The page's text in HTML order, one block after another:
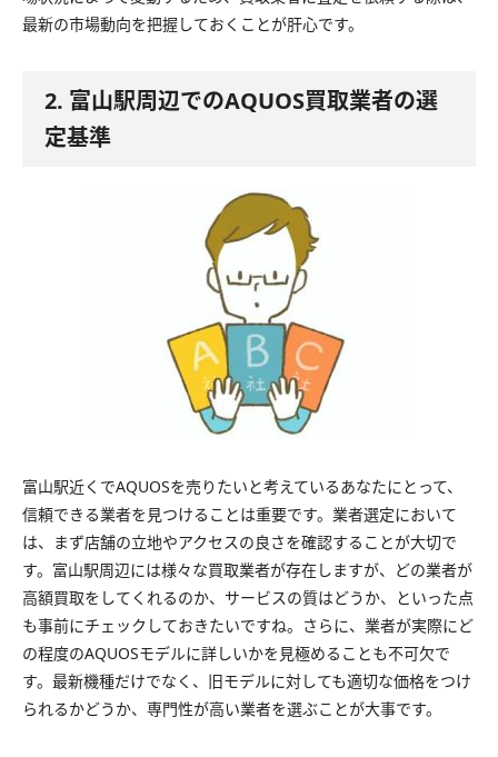
最新の市場動向を把握しておくことが肝心です。
2. 富山駅周辺でのAQUOS買取業者の選
定基準
富山駅近くでAQUOSを売りたいと考えているあなたにとって、
信頼できる業者を見つけることは重要です。業者選定において
は、まず店舗の立地やアクセスの良さを確認することが大切で
す。富山駅周辺には様々な買取業者が存在しますが、どの業者が
高額買取をしてくれるのか、サービスの質はどうか、といった点
も事前にチェックしておきたいですね。さらに、業者が実際にど
の程度のAQUOSモデルに詳しいかを見極めることも不可欠で
す。最新機種だけでなく、旧モデルに対しても適切な価格をつけ
られるかどうか、専門性が高い業者を選ぶことが大事です。